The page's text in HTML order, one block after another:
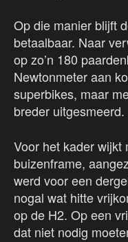
Op die manier blijft
betaalbaar. Naar
op zo’n 180
Newtonmeter aan
superbikes, maar
breder uitgesmeerd.
Voor het kader wijkt
buizenframe,
werd voor een
nogal wat hitte
op de H2. Op een
dat niet nodig